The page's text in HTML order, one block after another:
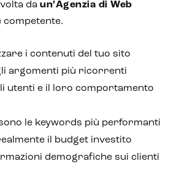
da un’Agenzia di Web
competente.
i contenuti del tuo sito
argomenti più ricorrenti
utenti e il loro comportamento
le keywords più performanti
il budget investito
demografiche sui clienti